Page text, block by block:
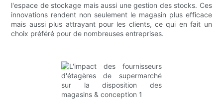
l'espace de stockage mais aussi une gestion des stocks. Ces
innovations rendent non seulement le magasin plus efficace
mais aussi plus attrayant pour les clients, ce qui en fait un
choix préféré pour de nombreuses entreprises.